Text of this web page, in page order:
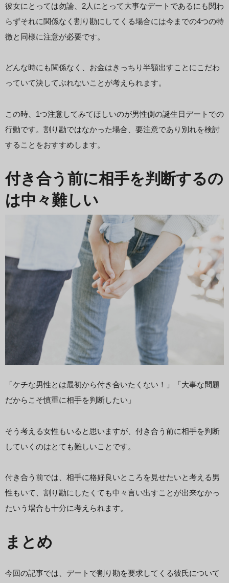
彼女にとっては勿論、2人にとって大事なデートであるにも関わ
らずそれに関係なく割り勘にしてくる場合には今までの4つの特
徴と同様に注意が必要です。
どんな時にも関係なく、お金はきっちり半額出すことにこだわ
っていて決してぶれないことが考えられます。
この時、1つ注意してみてほしいのが男性側の誕生日デートでの
行動です。割り勘ではなかった場合、要注意であり別れを検討
することをおすすめします。
付き合う前に相手を判断するの
は中々難しい
「ケチな男性とは最初から付き合いたくない！」「大事な問題
だからこそ慎重に相手を判断したい」
そう考える女性もいると思いますが、付き合う前に相手を判断
していくのはとても難しいことです。
付き合う前では、相手に格好良いところを見せたいと考える男
性もいて、割り勘にしたくても中々言い出すことが出来なかっ
たいう場合も十分に考えられます。
まとめ
今回の記事では、デートで割り勘を要求してくる彼氏について